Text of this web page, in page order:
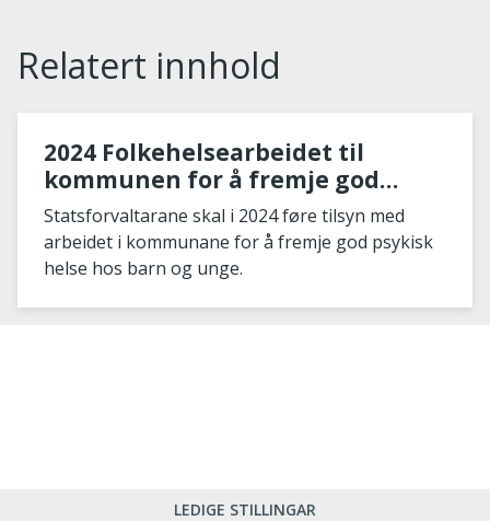
Relatert innhold
2024 Folkehelsearbeidet til
kommunen for å fremje god
psykisk helse hos barn og unge
Statsforvaltarane skal i 2024 føre tilsyn med
arbeidet i kommunane for å fremje god psykisk
helse hos barn og unge.
LEDIGE STILLINGAR